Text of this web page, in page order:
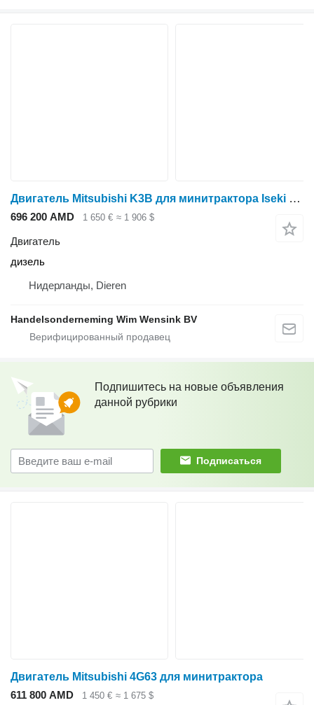
Двигатель Mitsubishi K3B для минитрактора Iseki TX1410, TX145, TX2140, TU1400
696 200 AMD 1 650 € ≈ 1 906 $
Двигатель
дизель
Нидерланды, Dieren
Handelsonderneming Wim Wensink BV
Подпишитесь на новые объявления
данной рубрики
Подписаться
Двигатель Mitsubishi 4G63 для минитрактора
611 800 AMD
1 450 € ≈ 1 675 $